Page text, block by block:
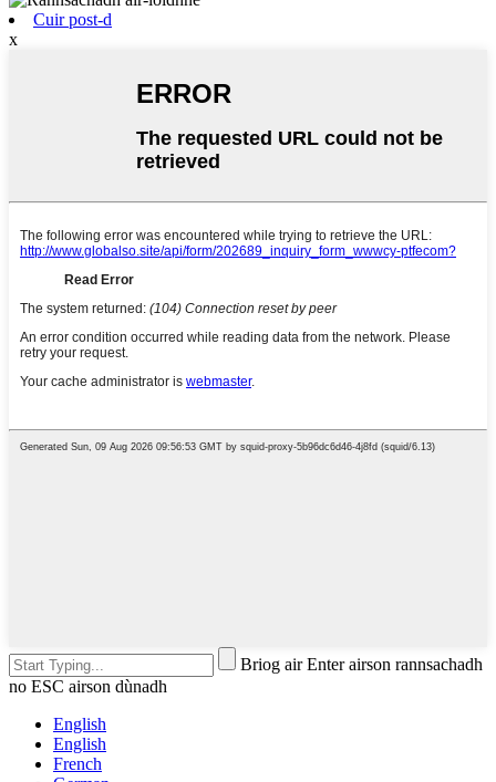
Cuir post-d
x
Briog air Enter airson rannsachadh
no ESC airson dùnadh
English
English
French